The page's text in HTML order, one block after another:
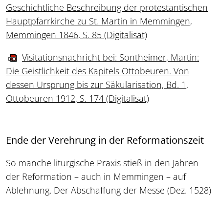
Geschichtliche Beschreibung der protestantischen
Hauptpfarrkirche zu St. Martin in Memmingen,
Memmingen 1846, S. 85 (Digitalisat)
Visitationsnachricht bei: Sontheimer, Martin:
Die Geistlichkeit des Kapitels Ottobeuren. Von
dessen Ursprung bis zur Säkularisation, Bd. 1,
Ottobeuren 1912, S. 174 (Digitalisat)
Ende der Verehrung in der Reformationszeit
So manche liturgische Praxis stieß in den Jahren
der Reformation – auch in Memmingen – auf
Ablehnung. Der Abschaffung der Messe (Dez. 1528)